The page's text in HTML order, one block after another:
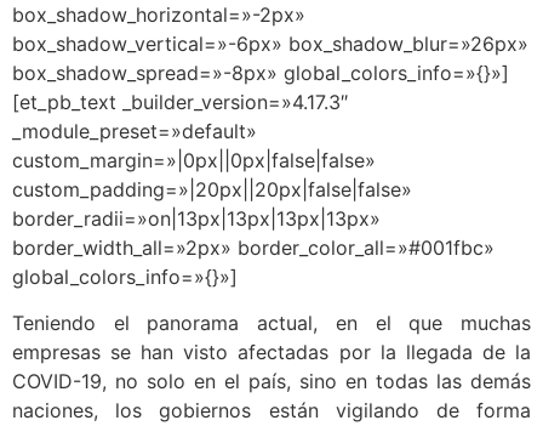
box_shadow_horizontal=»-2px»
box_shadow_vertical=»-6px» box_shadow_blur=»26px»
box_shadow_spread=»-8px» global_colors_info=»{}»]
[et_pb_text _builder_version=»4.17.3″
_module_preset=»default»
custom_margin=»|0px||0px|false|false»
custom_padding=»|20px||20px|false|false»
border_radii=»on|13px|13px|13px|13px»
border_width_all=»2px» border_color_all=»#001fbc»
global_colors_info=»{}»]
Teniendo el panorama actual, en el que muchas
empresas se han visto afectadas por la llegada de la
COVID-19, no solo en el país, sino en todas las demás
naciones, los gobiernos están vigilando de forma